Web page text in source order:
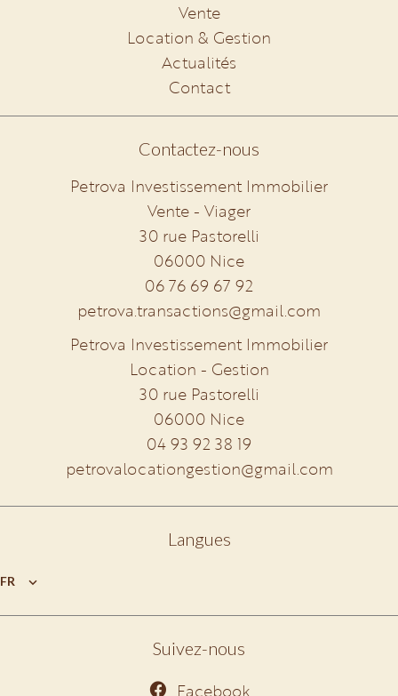
Vente
Location & Gestion
Actualités
Contact
Contactez-nous
Petrova Investissement Immobilier
Vente - Viager
30 rue Pastorelli
06000 Nice
06 76 69 67 92
petrova.transactions@gmail.com
Petrova Investissement Immobilier
Location - Gestion
30 rue Pastorelli
06000 Nice
04 93 92 38 19
petrovalocationgestion@gmail.com
Langues
FR
Suivez-nous
Facebook